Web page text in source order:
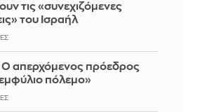
τις «συνεχιζόμενες
του Ισραήλ
Ο απερχόμενος πρόεδρος
πόλεμο»